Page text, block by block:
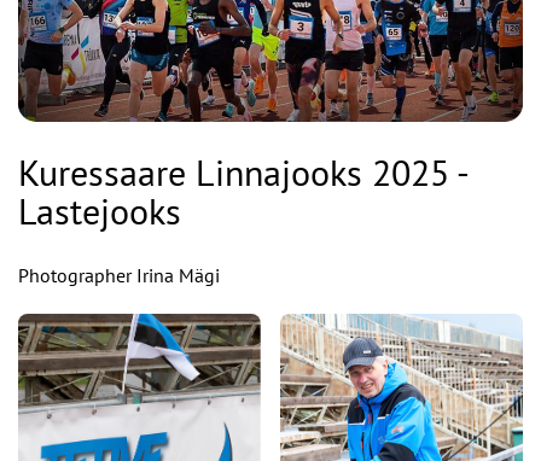
Kuressaare Linnajooks 2025 -
Lastejooks
Photographer Irina Mägi